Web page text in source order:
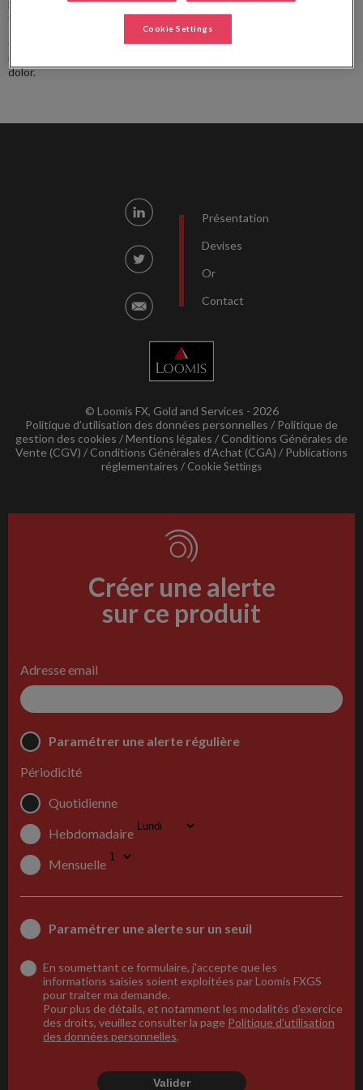
Nulla sodales sodales nunc, vel aliquet magna maximus sed. Quisque
tincidunt nunc eu lectus vestibulum, non varius ipsum tempus.
Cras egestas tincidunt blandit. Donec sed turpis turpis. Sed a lorem
dolor.
Présentation
Devises
Or
Contact
© Loomis FX, Gold and Services - 2026
Politique d’utilisation des données personnelles
Politique de
gestion des cookies
Mentions légales
Conditions Générales de
Vente (CGV)
Conditions Générales d’Achat (CGA)
Publications
réglementaires
Cookie Settings
Créer une alerte
sur ce produit
Adresse email
Paramétrer une alerte régulière
Périodicité
Quotidienne
Hebdomadaire
Mensuelle
Paramétrer une alerte sur un seuil
En soumettant ce formulaire, j'accepte que les
informations saisies soient exploitées par Loomis FXGS
pour traiter ma demande.
Pour plus de détails, et notamment les modalités d'exercice
des droits, veuillez consulter la page Politique d’utilisation
des données personnelles.
Valider
Cookie Settings